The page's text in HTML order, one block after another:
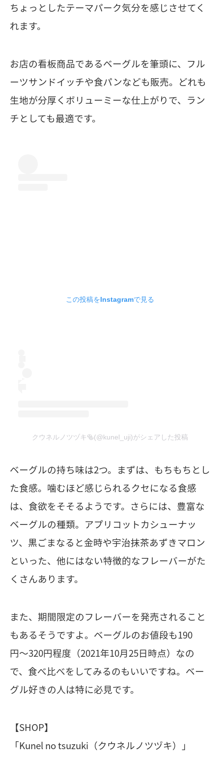
ちょっとしたテーマパーク気分を感じさせてく
れます。
お店の看板商品であるベーグルを筆頭に、フル
ーツサンドイッチや食パンなども販売。どれも
生地が分厚くボリューミーな仕上がりで、ラン
チとしても最適です。
この投稿をInstagramで見る
クウネルノツヅキ🥯(@kunel_uji)がシェアした投稿
ベーグルの持ち味は2つ。まずは、もちもちとし
た食感。噛むほど感じられるクセになる食感
は、食欲をそそるようです。さらには、豊富な
ベーグルの種類。アプリコットカシューナッ
ツ、黒ごまなると金時や宇治抹茶あずきマロン
といった、他にはない特徴的なフレーバーがた
くさんあります。
また、期間限定のフレーバーを発売されること
もあるそうですよ。ベーグルのお値段も190
円〜320円程度（2021年10月25日時点）なの
で、食べ比べをしてみるのもいいですね。ベー
グル好きの人は特に必見です。
【SHOP】
「Kunel no tsuzuki（クウネルノツヅキ）」